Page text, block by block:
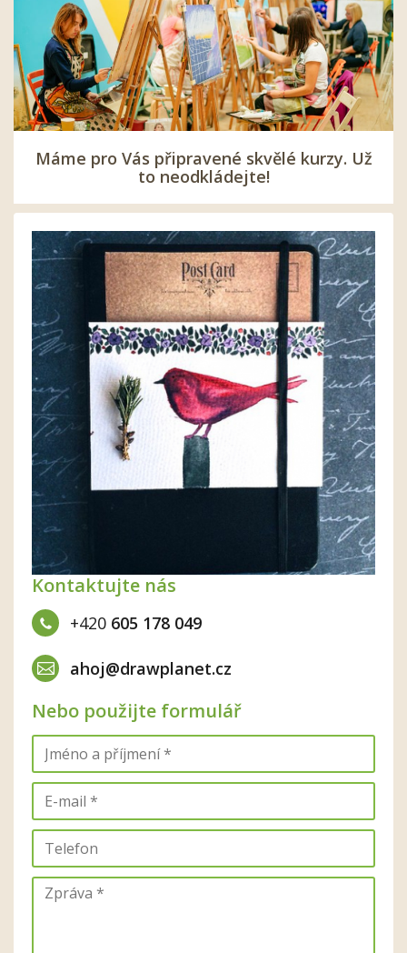
Máme pro Vás připravené skvělé kurzy. Už
to neodkládejte!
Kontaktujte nás
+420 605 178 049
ahoj@drawplanet.cz
Nebo použijte formulář